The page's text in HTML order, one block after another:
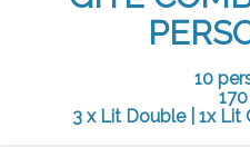
10
3 x Lit Double| 1x Lit